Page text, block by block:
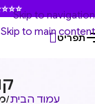
Skip to navigation
Skip to main content
⭐⭐⭐⭐⭐
תפריט
עמוד הבית/